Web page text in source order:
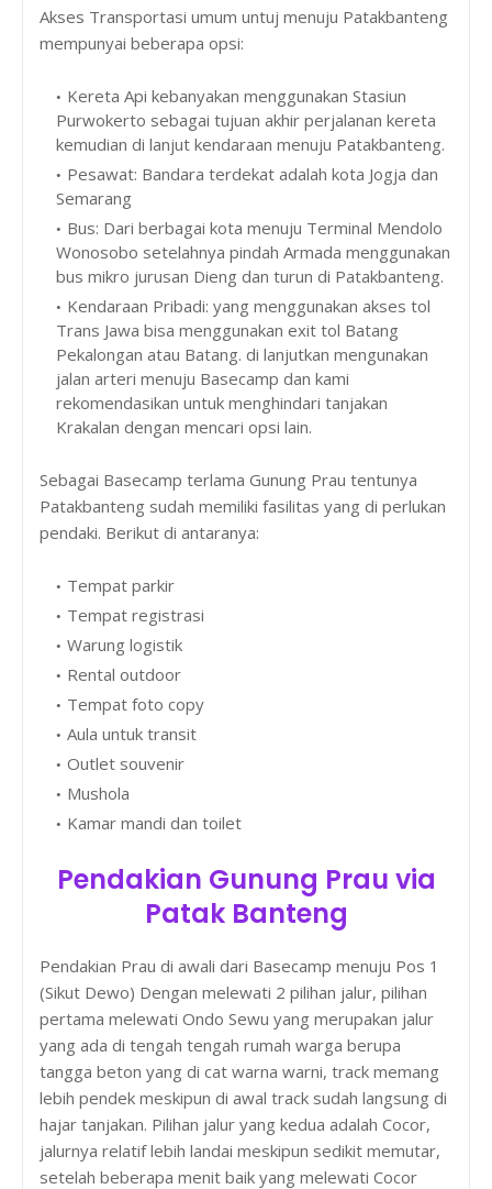
Akses Transportasi umum untuj menuju Patakbanteng
mempunyai beberapa opsi:
Kereta Api kebanyakan menggunakan Stasiun
Purwokerto sebagai tujuan akhir perjalanan kereta
kemudian di lanjut kendaraan menuju Patakbanteng.
Pesawat: Bandara terdekat adalah kota Jogja dan
Semarang
Bus: Dari berbagai kota menuju Terminal Mendolo
Wonosobo setelahnya pindah Armada menggunakan
bus mikro jurusan Dieng dan turun di Patakbanteng.
Kendaraan Pribadi: yang menggunakan akses tol
Trans Jawa bisa menggunakan exit tol Batang
Pekalongan atau Batang. di lanjutkan mengunakan
jalan arteri menuju Basecamp dan kami
rekomendasikan untuk menghindari tanjakan
Krakalan dengan mencari opsi lain.
Sebagai Basecamp terlama Gunung Prau tentunya
Patakbanteng sudah memiliki fasilitas yang di perlukan
pendaki. Berikut di antaranya:
Tempat parkir
Tempat registrasi
Warung logistik
Rental outdoor
Tempat foto copy
Aula untuk transit
Outlet souvenir
Mushola
Kamar mandi dan toilet
Pendakian Gunung Prau via
Patak Banteng
Pendakian Prau di awali dari Basecamp menuju Pos 1
(Sikut Dewo) Dengan melewati 2 pilihan jalur, pilihan
pertama melewati Ondo Sewu yang merupakan jalur
yang ada di tengah tengah rumah warga berupa
tangga beton yang di cat warna warni, track memang
lebih pendek meskipun di awal track sudah langsung di
hajar tanjakan. Pilihan jalur yang kedua adalah Cocor,
jalurnya relatif lebih landai meskipun sedikit memutar,
setelah beberapa menit baik yang melewati Cocor